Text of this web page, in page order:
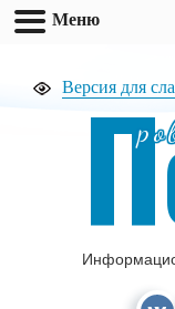
Версия для
П
Меню